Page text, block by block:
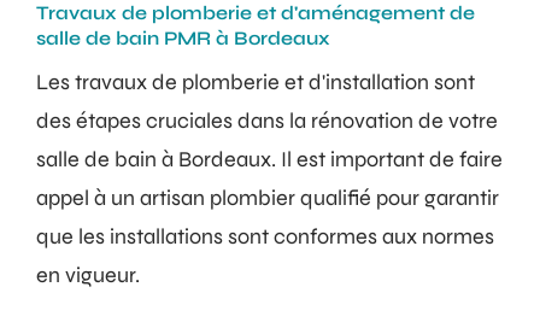
Travaux de plomberie et d'aménagement de
salle de bain PMR à Bordeaux
Les travaux de plomberie et d'installation sont
des étapes cruciales dans la rénovation de votre
salle de bain à Bordeaux. Il est important de faire
appel à un artisan plombier qualifié pour garantir
que les installations sont conformes aux normes
en vigueur.